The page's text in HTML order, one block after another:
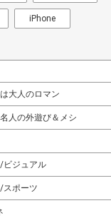
iPhone
大人のロマン
人の外遊び＆メシ
ビジュアル
スポーツ